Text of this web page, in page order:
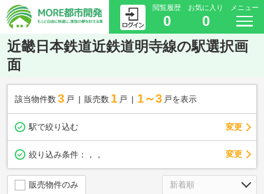
閲覧履歴
0
お気に入り
0
メニュー
近畿日本鉄道近鉄道明寺線の駅選択画
面
該当物件数 3 戸 販売数 1 戸 1～3 戸を表示
駅で絞り込む 変更
絞り込み条件： ，， 変更
販売物件のみ